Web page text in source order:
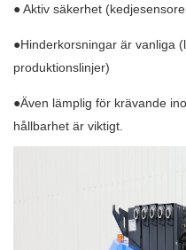
● Aktiv säkerhet
●Hinderkorsningar är vanliga
produktionslinjer)
●Även lämplig för krävande
hållbarhet är viktigt.